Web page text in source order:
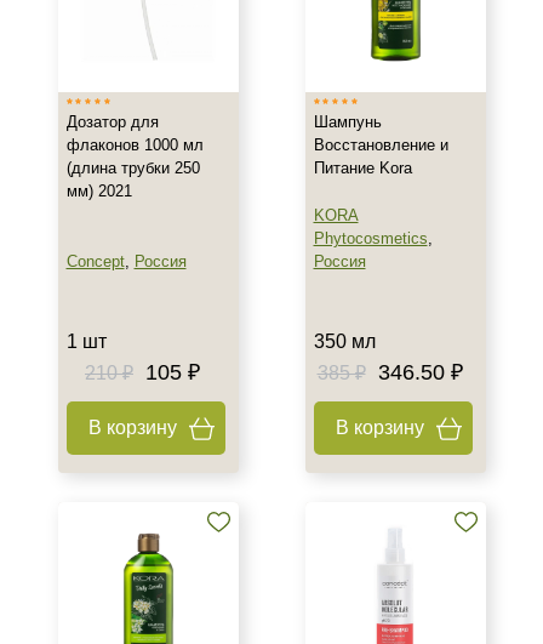
Россия
Тип товара
Класс косметики
Профессиональная
Тип волос
Окрашенные
Восстановление
Дозатор для
флаконов 1000 мл
(длина трубки 250
мм) 2021
Concept, Россия
1 шт
210 ₽
105 ₽
В корзину
Шампунь
Восстановление и
Питание Kora
KORA
Phytocosmetics,
Россия
350 мл
385 ₽
346.50 ₽
В корзину